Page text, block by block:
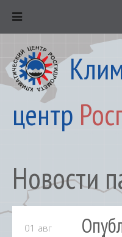
центр
Новости
01 авг